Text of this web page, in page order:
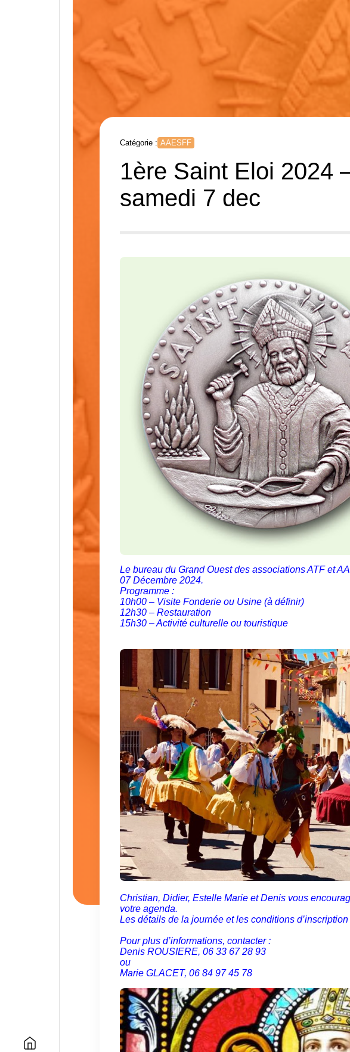
Catégorie : AAESFF
1ère Saint Eloi 2024
samedi 7 dec
Le bureau du Grand Ouest des associations ATF et
07 Décembre 2024.
Programme :
10h00 – Visite Fonderie ou Usine (à définir)
12h30 – Restauration
15h30 – Activité culturelle ou touristique
Christian, Didier, Estelle Marie et Denis vous
votre agenda.
Les détails de la journée et les conditions
Pour plus d’informations, contacter :
Denis ROUSIERE, 06 33 67 28 93
ou
Marie GLACET, 06 84 97 45 78